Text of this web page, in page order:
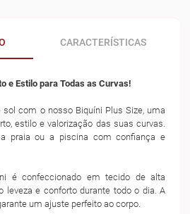
CARACTERÍSTICAS
e Estilo para Todas as Curvas!
com o nosso Biquíni Plus Size, uma
estilo e valorização das suas curvas.
a praia ou a piscina com confiança e
é confeccionado em tecido de alta
leveza e conforto durante todo o dia. A
um ajuste perfeito ao corpo.